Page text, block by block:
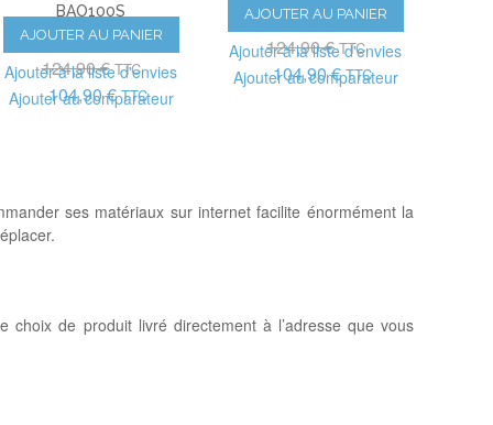
BAO100S
(3)
124,90 € TTC
104,90 € TTC
AJOUTER AU PANIER
Ajouter à la liste d'envies
Ajouter au comparateur
(6)
124,90 € TTC
104,90 € TTC
AJOUTER AU PANIER
Ajouter à la liste d'envies
Ajouter au comparateur
ses matériaux sur internet facilite énormément la
de produit livré directement à l’adresse que vous